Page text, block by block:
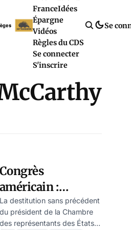
FranceIdées
Épargne
Vidéos
Règles du CDS
Se connecter
S'inscrire
Se
Congrès
américain :
division
sein du Parti
destitution sans précédent
président de la Chambre
représentants des États-